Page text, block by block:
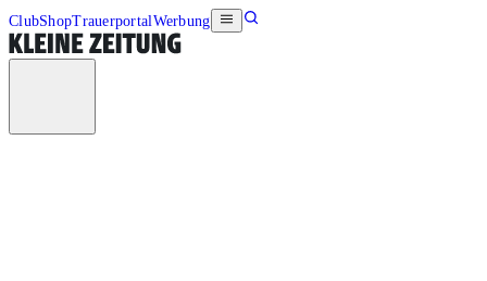
ClubShopTrauerportalWerbung